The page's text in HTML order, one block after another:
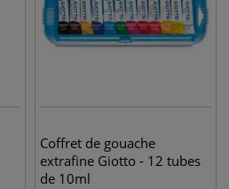
Coffret de gouache
extrafine Giotto - 12 tubes
de 10ml